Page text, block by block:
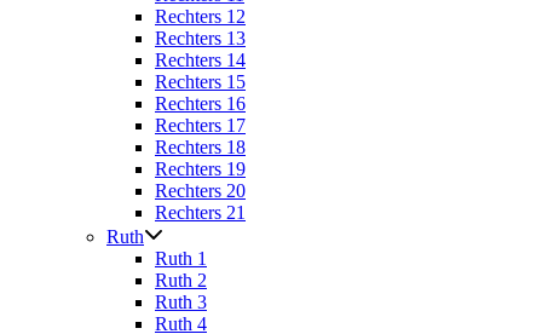
Rechters 12
Rechters 13
Rechters 14
Rechters 15
Rechters 16
Rechters 17
Rechters 18
Rechters 19
Rechters 20
Rechters 21
Ruth
Ruth 1
Ruth 2
Ruth 3
Ruth 4